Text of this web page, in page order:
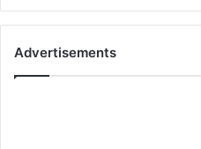
Advertisements